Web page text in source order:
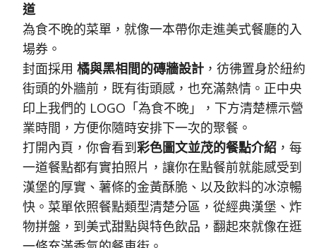
道
為食不晚的菜單，就像一本帶你走進美式餐廳的入
場券。
封面採用 橘與黑相間的磚牆設計 ，彷彿置身於紐約
街頭的外牆前，既有街頭感，也充滿熱情。正中央
印上我們的 LOGO「為食不晚」，下方清楚標示營
業時間，方便你隨時安排下一次的聚餐。
打開內頁，你會看到彩色圖文並茂的餐點介紹 ，每
一道餐點都有實拍照片，讓你在點餐前就能感受到
漢堡的厚實、薯條的金黃酥脆、以及飲料的冰涼暢
快。菜單依照餐點類型清楚分區，從經典漢堡、炸
物拼盤，到美式甜點與特色飲品，翻起來就像在逛